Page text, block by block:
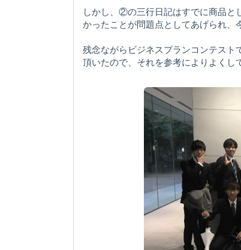
しかし、②の三行日記はすでに商品と
かったことが問題点としてあげられ、
残念ながらビジネスプランコンテスト
頂いたので、それを参考によりよくし